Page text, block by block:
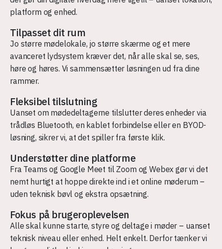
platform og enhed.
Tilpasset dit rum
Jo større mødelokale, jo større skærme og et mere
avanceret lydsystem kræver det, når alle skal se, ses,
høre og høres. Vi sammensætter løsningen ud fra dine
rammer.
Fleksibel tilslutning
Uanset om mødedeltagerne tilslutter deres enheder via
trådløs Bluetooth, en kablet forbindelse eller en BYOD-
løsning, sikrer vi, at det spiller fra første klik.
Understøtter dine platforme
Fra Teams og Google Meet til Zoom og Webex gør vi det
nemt hurtigt at hoppe direkte ind i et online møderum –
uden teknisk bøvl og ekstra opsætning.
Fokus på brugeroplevelsen
Alle skal kunne starte, styre og deltage i møder – uanset
teknisk niveau eller enhed. Helt enkelt. Derfor tænker vi